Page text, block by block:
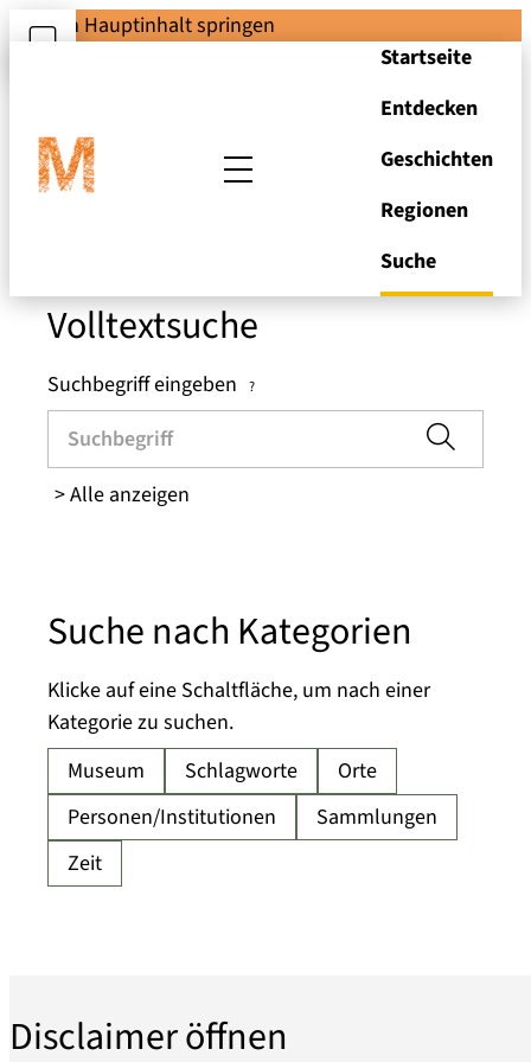
Zum Hauptinhalt springen
Startseite
Entdecken
Geschichten
Regionen
Suche
Suchen und Stöbern
in den Brandenburger
Volltextsuche
Suche nach Kategorien
Klicke auf eine Schaltfläche, um nach einer
Kategorie zu suchen.
Disclaimer öffnen